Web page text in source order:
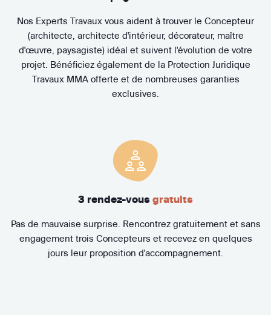
Nos Experts Travaux vous aident à trouver le Concepteur
(architecte, architecte d'intérieur, décorateur, maître
d'œuvre, paysagiste) idéal et suivent l'évolution de votre
projet. Bénéficiez également de la Protection Juridique
Travaux MMA offerte et de nombreuses garanties
exclusives.
3 rendez-vous gratuits
Pas de mauvaise surprise. Rencontrez gratuitement et sans
engagement trois Concepteurs et recevez en quelques
jours leur proposition d'accompagnement.